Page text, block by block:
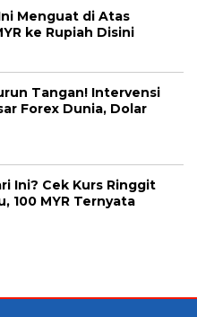
Menguat di Atas
ke Rupiah Disini
Tangan! Intervensi
Forex Dunia, Dolar
Ini? Cek Kurs Ringgit
100 MYR Ternyata